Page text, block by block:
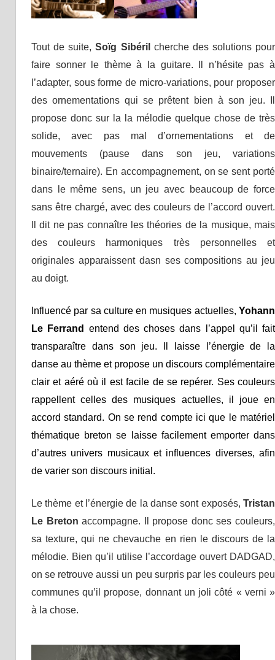
Tout de suite,Soïg Sibéril cherche des solutions pour
faire sonner le thème à la guitare. Il n’hésite pas à
l’adapter, sous forme de micro-variations, pour proposer
des ornementations qui se prêtent bien à son jeu. Il
propose donc sur la la mélodie quelque chose de très
solide, avec pas mal d’ornementations et de
mouvements (pause dans son jeu, variations
binaire/ternaire). En accompagnement, on se sent porté
dans le même sens, un jeu avec beaucoup de force
sans être chargé, avec des couleurs de l’accord ouvert.
Il dit ne pas connaître les théories de la musique, mais
des couleurs harmoniques très personnelles et
originales apparaissent dasn ses compositions au jeu
au doigt.
Influencé par sa culture en musiques actuelles, Yohann
Le Ferrand
entend des choses dans l’appel qu’il fait
transparaître dans son jeu. Il laisse l’énergie de la
danse au thème et propose un discours complémentaire
clair et aéré où il est facile de se repérer. Ses couleurs
rappellent celles des musiques actuelles, il joue en
accord standard. On se rend compte ici que le matériel
thématique breton se laisse facilement emporter dans
d’autres univers musicaux et influences diverses, afin
de varier son discours initial.
Le thème et l’énergie de la danse sont exposés, Tristan
Le Breton accompagne. Il propose donc ses couleurs,
sa texture, qui ne chevauche en rien le discours de la
mélodie. Bien qu’il utilise l’accordage ouvert DADGAD,
on se retrouve aussi un peu surpris par les couleurs peu
communes qu’il propose, donnant un joli côté « verni »
à la chose.